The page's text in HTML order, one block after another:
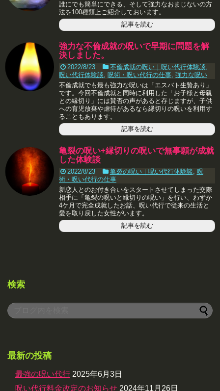
誰にでも簡単にできる、そして強力なおまじないの方
法を100種類上ご紹介しておいます。
記事を読む
強力な不倫成就の呪いで早期に問題を解
決しました。
2022/8/23 不倫成就の呪い｜呪い代行体験談,
呪い代行体験談, 呪術・呪い代行の仕事, 強力な呪い
不倫成就でも最も強力な呪いは「エスバト生贄あり」
です。今回不倫成就と同時に利用した「お子様と母親
との縁切り」には賛否の声があると存じますが、子供
への育児放棄や虐待があるなら縁切りの呪いを利用す
ることもあります。
記事を読む
亀裂の呪い+縁切りの呪いで無事願が成就
した体験談
2022/8/23 亀裂の呪い｜呪い代行体験談, 呪
術・呪い代行の仕事
新恋人とのお付き合いをスタートさせてしまった交際
相手に「亀裂の呪いと縁切りの呪い」を行い、わずか
4ケ月で完全成就したお話、呪い代行で従来の生活と
愛を取り戻した女性がいます。
記事を読む
検索
最新の投稿
最強の呪い代行 2025年6月3日
呪い代行料金改定のお知らせ 2024年11月26日